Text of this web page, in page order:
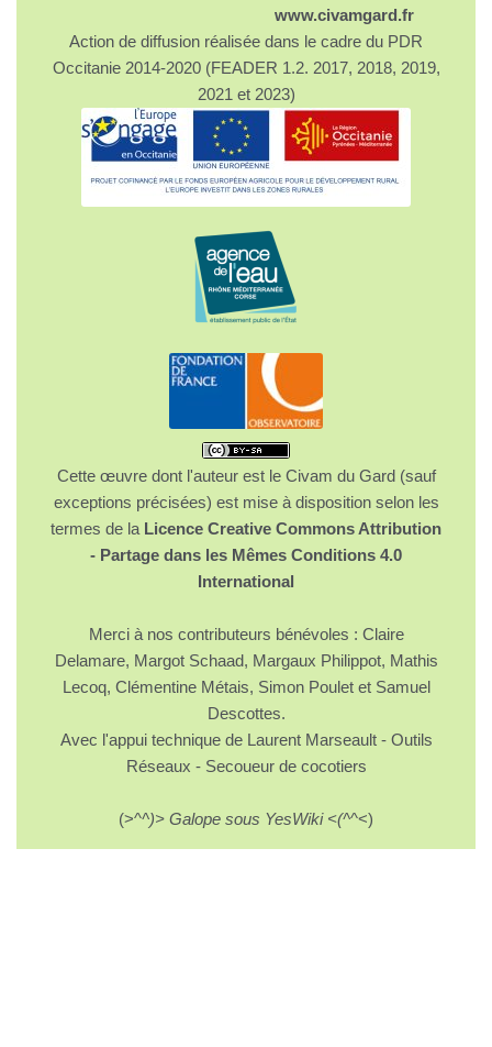
www.civamgard.fr
Action de diffusion réalisée dans le cadre du PDR
Occitanie 2014-2020 (FEADER 1.2. 2017, 2018, 2019,
2021 et 2023)
Cette œuvre dont l'auteur est le Civam du Gard (sauf
exceptions précisées) est mise à disposition selon les
termes de la Licence Creative Commons Attribution
- Partage dans les Mêmes Conditions 4.0
International
Merci à nos contributeurs bénévoles : Claire
Delamare, Margot Schaad, Margaux Philippot, Mathis
Lecoq, Clémentine Métais, Simon Poulet et Samuel
Descottes.
Avec l'appui technique de Laurent Marseault - Outils
Réseaux - Secoueur de cocotiers
(>^^)> Galope sous YesWiki <(^^<)